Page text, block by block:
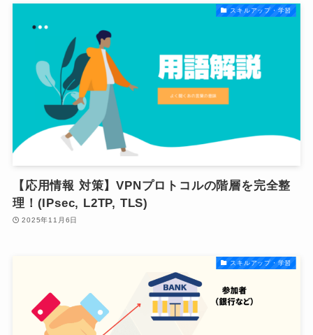
スキルアップ・学習
【応用情報 対策】VPNプロトコルの階層を完全整
理！(IPsec, L2TP, TLS)
2025年11月6日
スキルアップ・学習